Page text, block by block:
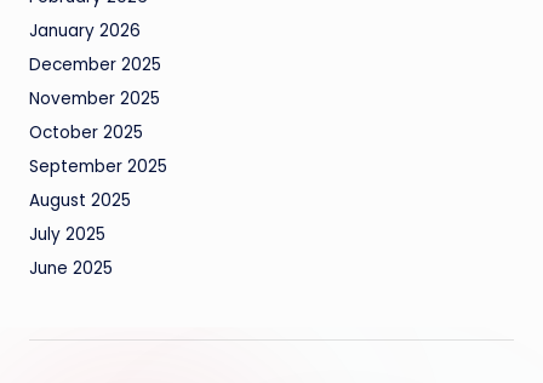
January 2026
December 2025
November 2025
October 2025
September 2025
August 2025
July 2025
June 2025